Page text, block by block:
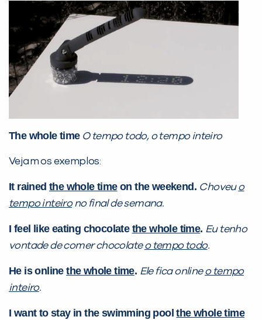
The whole time O tempo todo, o tempo inteiro
Vejam os exemplos:
It rainedthe whole timeon the weekend. Choveuo
tempo inteirono final de semana.
I feel like eating chocolate the whole time. Eu tenho
vontade de comer chocolateo tempo todo.
He is onlinethe whole time. Ele fica onlineo tempo
inteiro.
I want to stay in the swimming poolthe whole time
Desculpe!
Não encontramos nenhuma unidade
inFlux nesta cidade ou bairro que
já vamos te colocar em contato
com a: